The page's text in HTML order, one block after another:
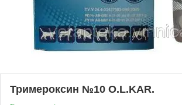
Тримероксин №10 O.L.KAR.